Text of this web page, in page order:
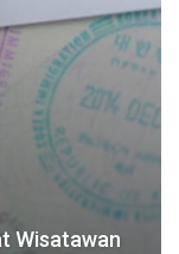
Wisatawan